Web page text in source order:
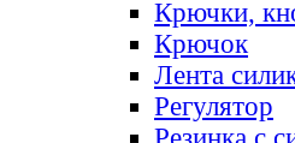
Крючки,
Крючок
Лента
Регулятор